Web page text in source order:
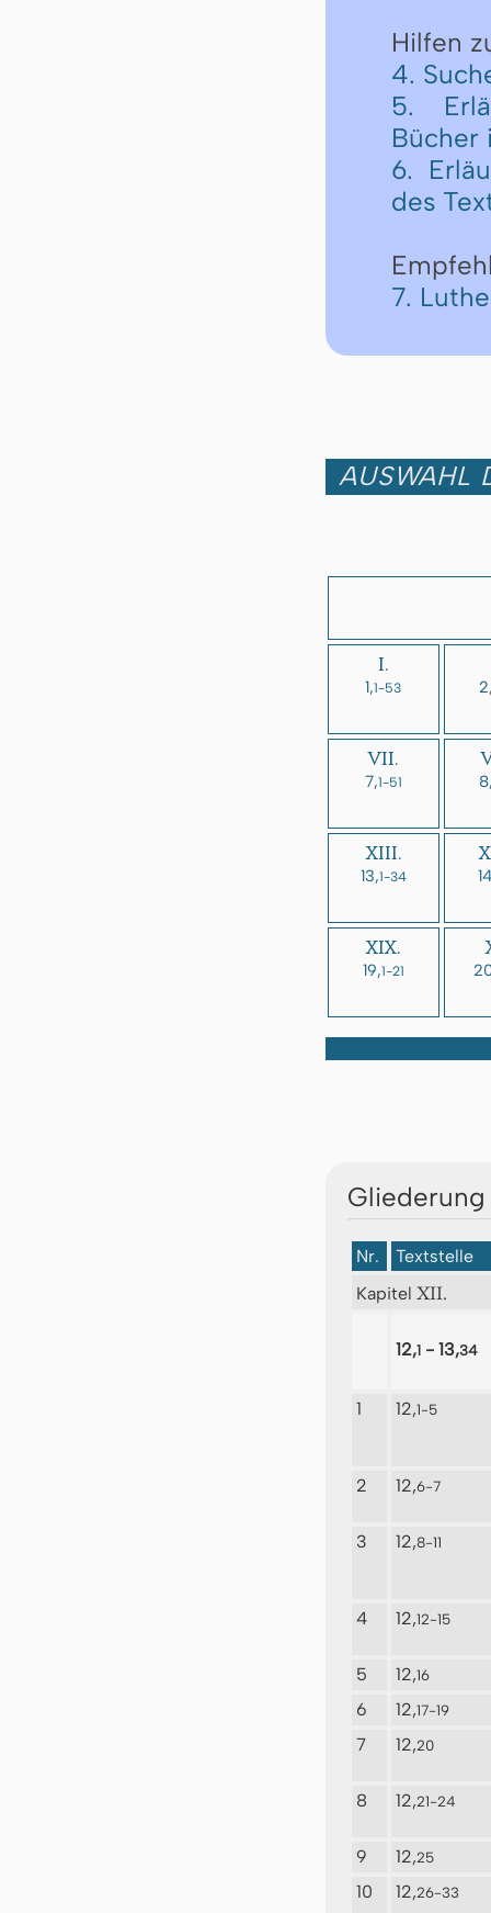
Hilfen
4.
5.
Bücher
6.
des
7.
AUSWAHL
I.
1,1-53
VII.
7,1-51
XIII.
13,1-34
XIX.
19,1-21
Gliederung
Nr.
Textstelle
Kapitel XII.
12,1- 13,34
1 12,1-5
2 12,6-7
3 12,8-11
4 12,12-15
5 12,16
6 12,17-19
7 12,20
8 12,21-24
9 12,25
10 12,26-33